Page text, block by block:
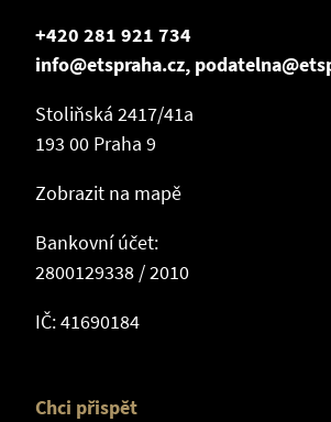
+420 281 921 734
info@etspraha.cz,
Stoliňská 2417/41a
193 00 Praha 9
Zobrazit na mapě
Bankovní účet:
2800129338 / 2010
IČ: 41690184
Chci přispět